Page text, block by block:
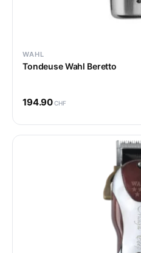
WAHL
Tondeuse Wahl Beretto
194.90CHF